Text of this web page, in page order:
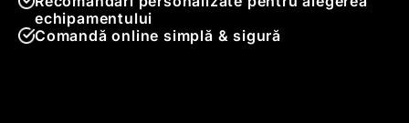
echipamentului
Comandă online simplă & sigură